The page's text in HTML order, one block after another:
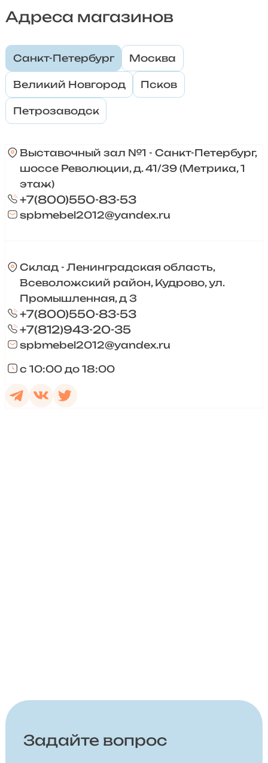
Адреса магазинов
Санкт-Петербург Москва
Великий Новгород Псков
Петрозаводск
Выставочный зал №1 - Санкт-Петербург,
шоссе Революции, д. 41/39 (Метрика, 1
этаж)
+7(800)550-83-53
spbmebel2012@yandex.ru
Склад - Ленинградская область,
Всеволожский район, Кудрово, ул.
Промышленная, д 3
+7(800)550-83-53
+7(812)943-20-35
spbmebel2012@yandex.ru
с 10:00 до 18:00
Задайте вопрос